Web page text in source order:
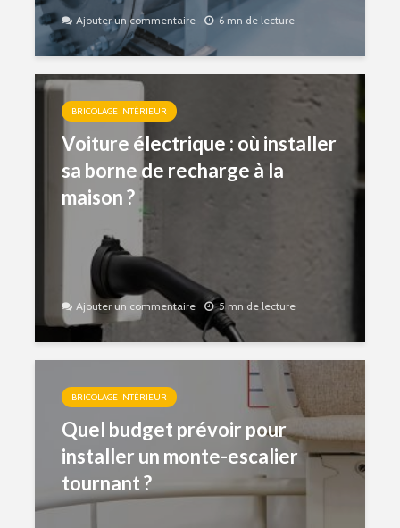
Ajouter un commentaire 6 mn de lecture
BRICOLAGE INTÉRIEUR
Voiture électrique : où installer
sa borne de recharge à la
maison ?
Ajouter un commentaire 5 mn de lecture
BRICOLAGE INTÉRIEUR
Quel budget prévoir pour
installer un monte-escalier
tournant ?